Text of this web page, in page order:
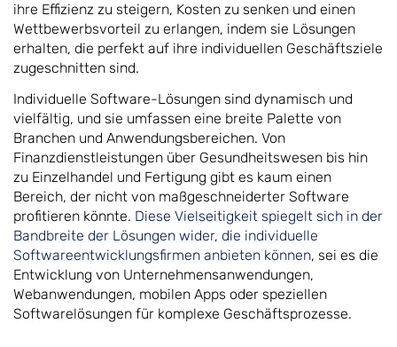
ihre Effizienz zu steigern, Kosten zu senken und einen
Wettbewerbsvorteil zu erlangen, indem sie Lösungen
erhalten, die perfekt auf ihre individuellen Geschäftsziele
zugeschnitten sind.
Individuelle Software-Lösungen sind dynamisch und
vielfältig, und sie umfassen eine breite Palette von
Branchen und Anwendungsbereichen. Von
Finanzdienstleistungen über Gesundheitswesen bis hin
zu Einzelhandel und Fertigung gibt es kaum einen
Bereich, der nicht von maßgeschneiderter Software
profitieren könnte. Diese Vielseitigkeit spiegelt sich in der
Bandbreite der Lösungen wider, die individuelle
Softwareentwicklungsfirmen anbieten können, sei es die
Entwicklung von Unternehmensanwendungen,
Webanwendungen, mobilen Apps oder speziellen
Softwarelösungen für komplexe Geschäftsprozesse.